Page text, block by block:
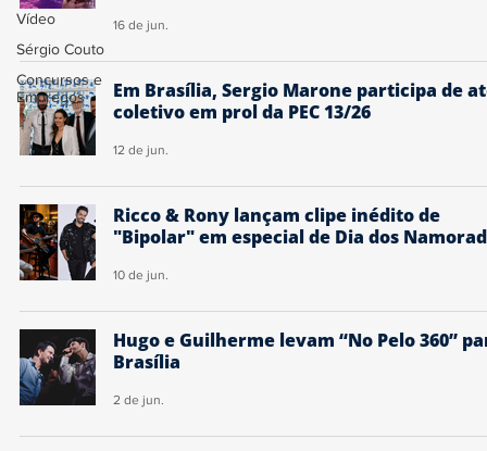
Vídeo
Sérgio Couto
Concursos e
Empregos
16 de jun.
Em Brasília, Sergio Marone participa de
coletivo em prol da PEC 13/26
12 de jun.
Ricco & Rony lançam clipe inédito de
"Bipolar" em especial de Dia dos
10 de jun.
Hugo e Guilherme levam “No Pelo 360”
Brasília
2 de jun.